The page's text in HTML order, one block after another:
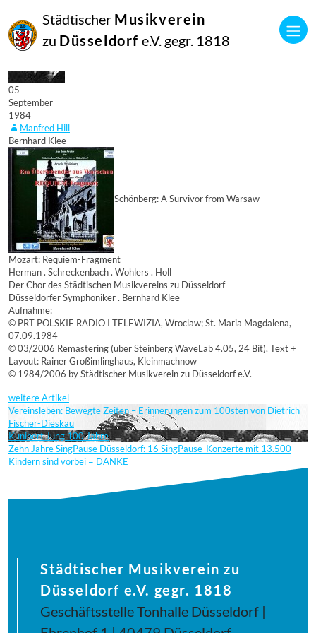
Städtischer Musikverein
zu Düsseldorf e.V. gegr. 1818
05
September
1984
Manfred Hill
Bernhard Klee
Schönberg: A Survivor from Warsaw
Mozart: Requiem-Fragment
Herman . Schreckenbach . Wohlers . Holl
Der Chor des Städtischen Musikvereins zu Düsseldorf
Düsseldorfer Symphoniker . Bernhard Klee
Aufnahme:
© PRT POLSKIE RADIO I TELEWIZIA, Wroclaw; St. Maria Magdalena,
07.09.1984
© 03/2006 Remastering (über Steinberg WaveLab 4.05, 24 Bit), Text +
Layout: Rainer Großimlinghaus, Kleinmachnow
© 1984/2006 by Städtischer Musikverein zu Düsseldorf e.V.
weitere Artikel
Vereinsleben: Bewegte Zeiten – Erinnerungen zum 100sten von Dietrich
Fischer-Dieskau
Kunibert Jung 100 Jahre
Zehn Jahre SingPause Düsseldorf: 16 SingPause-Konzerte mit 13.500
Kindern sind vorbei = DANKE
Städtischer Musikverein zu
Düsseldorf e.V. gegr. 1818
Geschäftsstelle Tonhalle Düsseldorf |